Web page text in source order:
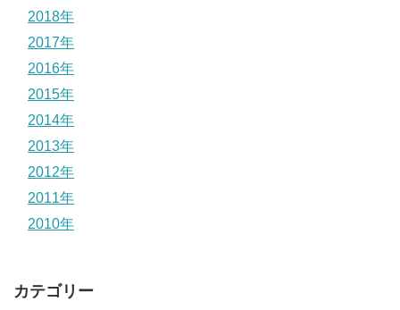
2018年
2017年
2016年
2015年
2014年
2013年
2012年
2011年
2010年
カテゴリー